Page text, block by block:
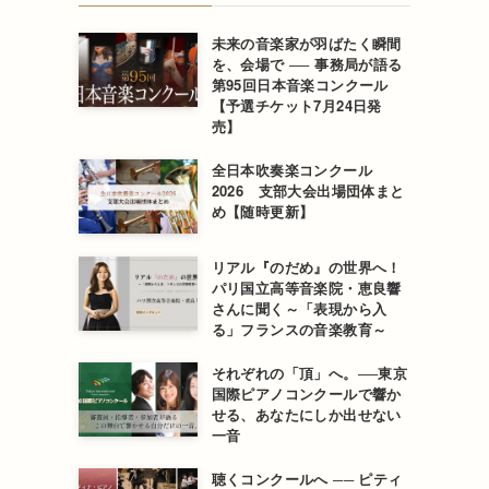
未来の音楽家が羽ばたく瞬間
を、会場で ── 事務局が語る
第95回日本音楽コンクール
【予選チケット7月24日発
売】
全日本吹奏楽コンクール
2026 支部大会出場団体まと
め【随時更新】
リアル『のだめ』の世界へ！
パリ国立高等音楽院・恵良響
さんに聞く～「表現から入
る」フランスの音楽教育～
それぞれの「頂」へ。──東京
国際ピアノコンクールで響か
せる、あなたにしか出せない
一音
聴くコンクールへ ── ピティ